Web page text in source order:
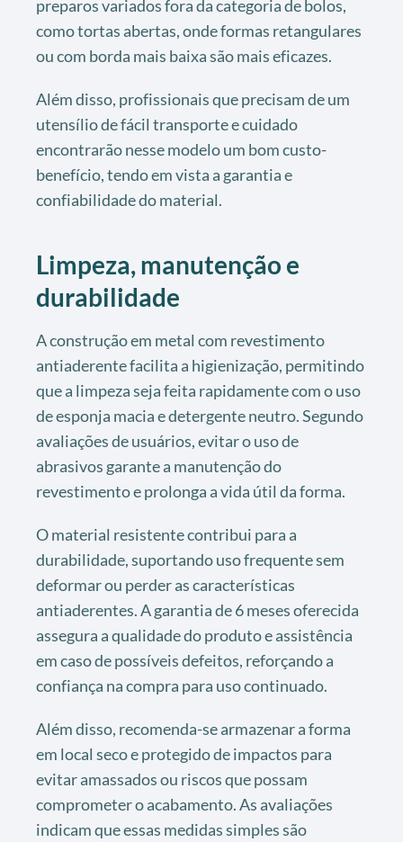
preparos variados fora da categoria de bolos,
como tortas abertas, onde formas retangulares
ou com borda mais baixa são mais eficazes.
Além disso, profissionais que precisam de um
utensílio de fácil transporte e cuidado
encontrarão nesse modelo um bom custo-
benefício, tendo em vista a garantia e
confiabilidade do material.
Limpeza, manutenção e
durabilidade
A construção em metal com revestimento
antiaderente facilita a higienização, permitindo
que a limpeza seja feita rapidamente com o uso
de esponja macia e detergente neutro. Segundo
avaliações de usuários, evitar o uso de
abrasivos garante a manutenção do
revestimento e prolonga a vida útil da forma.
O material resistente contribui para a
durabilidade, suportando uso frequente sem
deformar ou perder as características
antiaderentes. A garantia de 6 meses oferecida
assegura a qualidade do produto e assistência
em caso de possíveis defeitos, reforçando a
confiança na compra para uso continuado.
Além disso, recomenda-se armazenar a forma
em local seco e protegido de impactos para
evitar amassados ou riscos que possam
comprometer o acabamento. As avaliações
indicam que essas medidas simples são